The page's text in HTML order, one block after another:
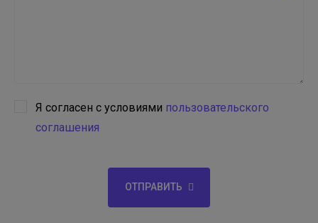
Я согласен с условиями пользовательского
соглашения
ОТПРАВИТЬ